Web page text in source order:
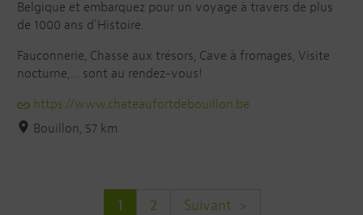
Belgique et embarquez pour un voyage à travers de plus
de 1000 ans d’Histoire.
Fauconnerie, Chasse aux trésors, Cave à fromages, Visite
nocturne,… sont au rendez-vous!
https://www.chateaufortdebouillon.be
Bouillon, 57 km
1 2 >